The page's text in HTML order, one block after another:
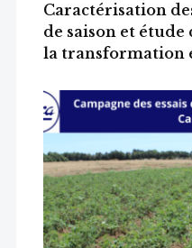
Caractérisation
de saison et
la transformation